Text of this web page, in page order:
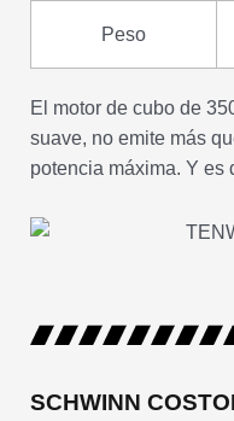
Peso
El motor de cubo de
suave, no emite más
potencia máxima. Y es
SCHWINN